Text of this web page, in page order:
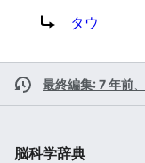
転送先:
タウ
最終編集: 7 年前
脳科学辞典